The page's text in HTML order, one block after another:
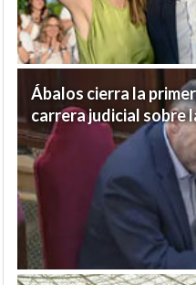
Ábalos cierra la
carrera judicial sobre